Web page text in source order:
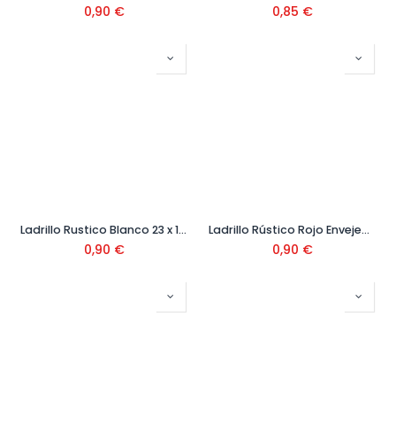
0,90 € 0,85 €
Ladrillo Rustico Blanco 23 x 11 x 3,7 cm
0,90 €
Ladrillo Rústico Rojo Envejecido
0,90 €